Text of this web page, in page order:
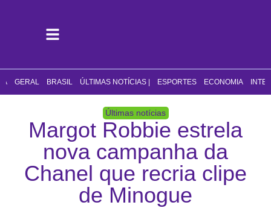
GERAL BRASIL ÚLTIMAS NOTÍCIAS | ESPORTES ECONOMIA
Últimas notícias
Margot Robbie estrela
nova campanha da
Chanel que recria clipe
de Minogue